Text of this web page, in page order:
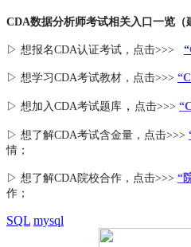
CDA数据分析师考试相关入口一览（
▷ 想报名CDA认证考试，点击>>> “
▷ 想学习CDA考试教材，点击>>>
▷ 想加入CDA考试题库 ， 点击>>>
▷ 想了解CDA考试含金量 ，点击>>>
情；
▷ 想了解CDA院校合作 ，点击>>> “
作；
SQL mysql